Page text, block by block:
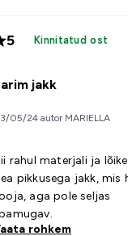
5 Kinnitatud ost
jakk
05/24 autor MARIELLA
rahul materjali ja
pikkusega jakk, mis
aga pole seljas
rohkem